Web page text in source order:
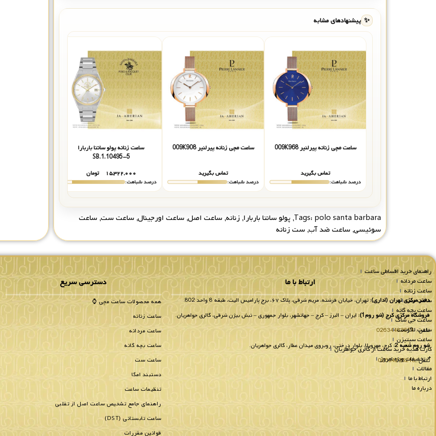
✨ پیشنهادهای مشابه
ساعت مچی زنانه پیرلنیر 009K968
تماس بگیرید
درصد شباهت:
ساعت مچی زنانه پیرلنیر 009K908
تماس بگیرید
درصد شباهت:
ساعت زنانه پولو سانتا باربارا
SB.1.10495-5
۱۵,۳۲۲,۰۰۰
تومان
درصد شباهت:
Tags: polo santa barbara
, پولو سانتا باربارا, زنانه, ساعت اصل, ساعت اورجینال, ساعت ست, ساعت
سوئیسی, ساعت ضد آب, ست زنانه
راهنمای خرید اقساطی ساعت
ساعت مردانه
ساعت زنانه
ساعت ست
ساعت بچه گانه
ساعت جی شاک
ساعت لاگوست
ساعت سیتیزن
کارت هدیه خرید ساعت از گالری جواهریان
📌تخفیفات ویژه امروز
مقالات
ارتباط با ما
درباره ما
ارتباط با ما
دفتر مرکزی تهران (اداری):تهران، خیابان فرشته، مریم شرقی، پلاک ۶۷، برج پارامیس الیت، طبقه 8 واحد 802.
فروشگاه مرکزی کرج (شو روم1):
ایران – البرز – کرج – جهانشهر، بلوار جمهوری – نبش بیژن شرقی، گالری جواهریان.
تلفن :02634483611
شو روم شعبه 2:
کرج، مهرویلا، بلوار درختی، روبروی میدان عطار، گالری جواهریان.
تلفن:02634236218
دسترسی سریع
همه محصولات ساعت مچی ⌚
ساعت زنانه
ساعت مردانه
ساعت بچه گانه
ساعت ست
دستبند امگا
تنظیمات ساعت
راهنمای جامع تشخیص ساعت اصل از تقلبی
ساعت تابستانی (DST)
قوانین مقررات